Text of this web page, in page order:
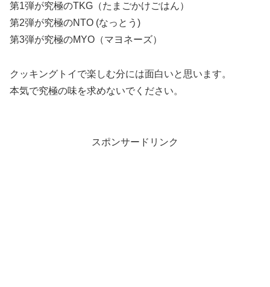
第1弾が究極のTKG（たまごかけごはん）
第2弾が究極のNTO (なっとう)
第3弾が究極のMYO（マヨネーズ）
クッキングトイで楽しむ分には面白いと思います。
本気で究極の味を求めないでください。
スポンサードリンク